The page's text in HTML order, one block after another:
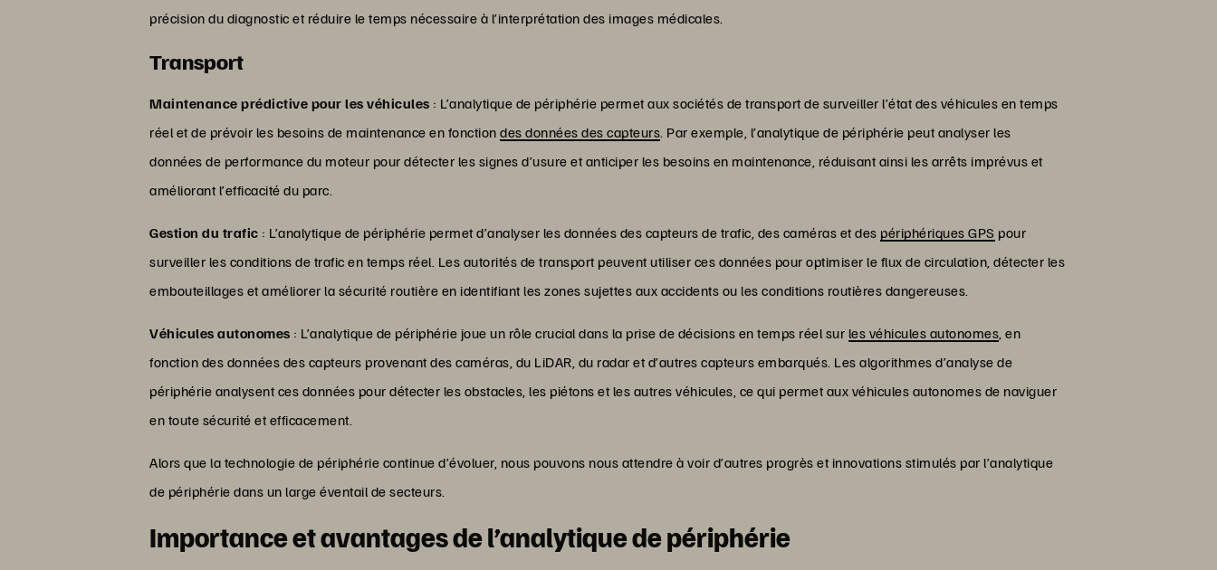
précision du diagnostic et réduire le temps nécessaire à l’interprétation des images médicales.
Transport
Maintenance prédictive pour les véhicules : L’analytique de périphérie permet aux sociétés de transport de surveiller l’état des véhicules en temps
réel et de prévoir les besoins de maintenance en fonctiondes données des capteurs. Par exemple, l’analytique de périphérie peut analyser les
données de performance du moteur pour détecter les signes d’usure et anticiper les besoins en maintenance, réduisant ainsi les arrêts imprévus et
améliorant l’efficacité du parc.
Gestion du trafic : L’analytique de périphérie permet d’analyser les données des capteurs de trafic, des caméras et des périphériques GPS pour
surveiller les conditions de trafic en temps réel. Les autorités de transport peuvent utiliser ces données pour optimiser le flux de circulation, détecter les
embouteillages et améliorer la sécurité routière en identifiant les zones sujettes aux accidents ou les conditions routières dangereuses.
Véhicules autonomes : L’analytique de périphérie joue un rôle crucial dans la prise de décisions en temps réel sur les véhicules autonomes , en
fonction des données des capteurs provenant des caméras, du LiDAR, du radar et d’autres capteurs embarqués. Les algorithmes d’analyse de
périphérie analysent ces données pour détecter les obstacles, les piétons et les autres véhicules, ce qui permet aux véhicules autonomes de naviguer
en toute sécurité et efficacement.
Alors que la technologie de périphérie continue d’évoluer, nous pouvons nous attendre à voir d’autres progrès et innovations stimulés par l’analytique
de périphérie dans un large éventail de secteurs.
Importance et avantages de l’analytique de périphérie